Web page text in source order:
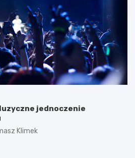
jednoczenie
Klimek